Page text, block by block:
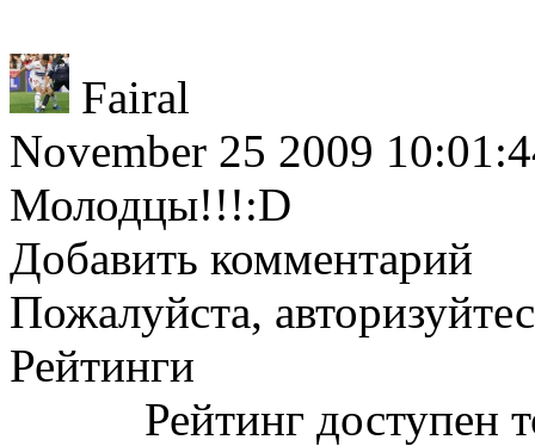
Fairal
November 25 2009
Молодцы!!!:D
Добавить комментарий
Пожалуйста,
Рейтинги
Рейтинг доступен